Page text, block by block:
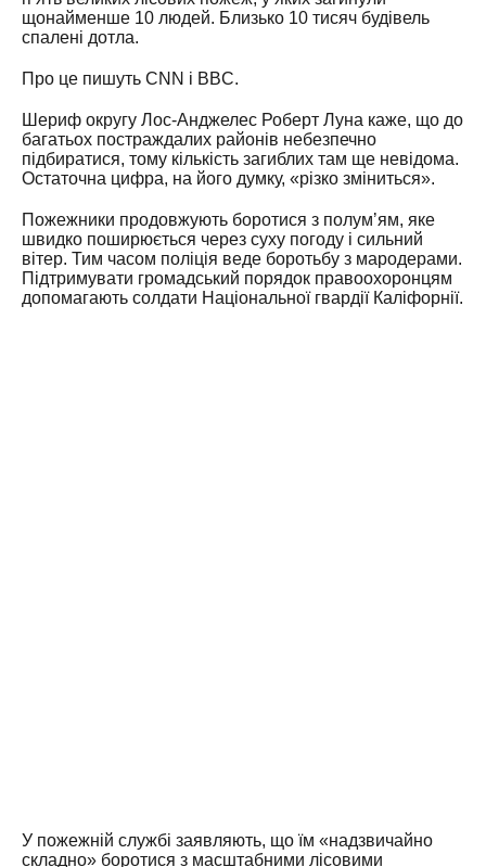
щонайменше 10 людей. Близько 10 тисяч будівель
спалені дотла.
Про це пишуть CNN і BBC.
Шериф округу Лос-Анджелес Роберт Луна каже, що до
багатьох постраждалих районів небезпечно
підбиратися, тому кількість загиблих там ще невідома.
Остаточна цифра, на його думку, «різко зміниться».
Пожежники продовжують боротися з полумʼям, яке
швидко поширюється через суху погоду і сильний
вітер. Тим часом поліція веде боротьбу з мародерами.
Підтримувати громадський порядок правоохоронцям
допомагають солдати Національної гвардії Каліфорнії.
У пожежній службі заявляють, що їм «надзвичайно
складно» боротися з масштабними лісовими